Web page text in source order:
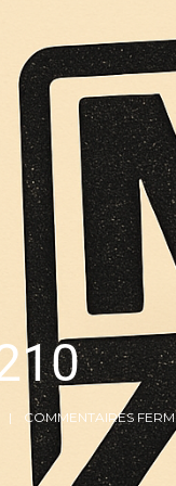
COMMENTAIRES